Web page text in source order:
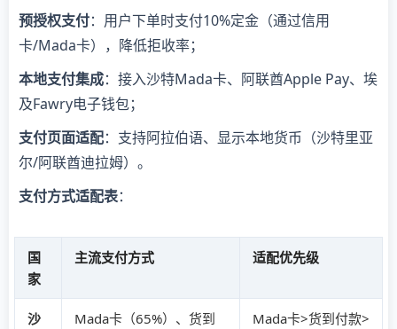
预授权支付：用户下单时支付10%定金（通过信用
卡/Mada卡），降低拒收率；
本地支付集成：接入沙特Mada卡、阿联酋Apple Pay、埃
及Fawry电子钱包；
支付页面适配：支持阿拉伯语、显示本地货币（沙特里亚
尔/阿联酋迪拉姆）。
支付方式适配表：
国
家
主流支付方式 适配优先级
沙
Mada卡（65%）、货到
Mada卡>货到付款>